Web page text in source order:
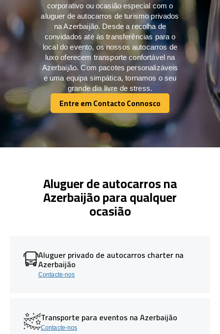
corporativo ou ocasião especial com o
aluguer de autocarros de turismo privados
na Azerbaijão. Desde a recolha de
convidados até às transferências para o
local do evento, os nossos autocarros de
luxo oferecem transporte confortável na
Azerbaijão. Com pacotes personalizáveis
e uma equipa simpática, tornamos o seu
grande dia livre de stress.
Entre em Contacto Connosco
Entre em Contacto Connosco
Aluguer de autocarros na
Azerbaijão para qualquer
ocasião
Aluguer privado de autocarros charter na
Azerbaijão
Contacte-nos
Transporte para eventos na Azerbaijão
Contacte-nos